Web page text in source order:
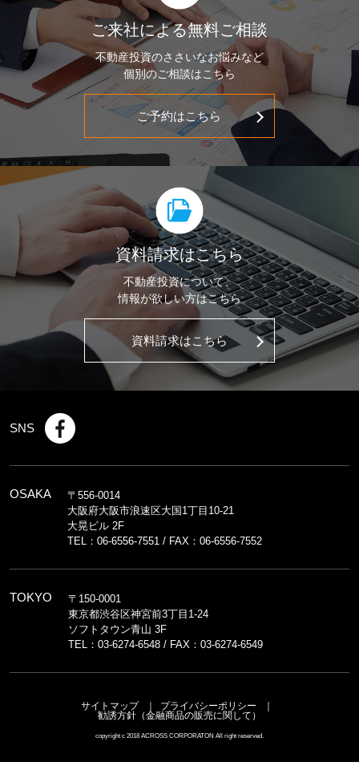
ご来社による無料ご相談
不動産投資のささいなお悩みなど
個別のご相談はこちら
ご予約はこちら
資料請求はこちら
不動産投資について、
情報が欲しい方はこちら
資料請求はこちら
SNS
OSAKA
〒556-0014
大阪府大阪市浪速区大国1丁目10-21
大晃ビル 2F
TEL：06-6556-7551 / FAX：06-6556-7552
TOKYO
〒150-0001
東京都渋谷区神宮前3丁目1-24
ソフトタウン青山 3F
TEL：03-6274-6548 / FAX：03-6274-6549
サイトマップ
プライバシーポリシー
勧誘方針（金融商品の販売に関して）
copyright c 2018 ACROSS CORPORATON All right reserved.